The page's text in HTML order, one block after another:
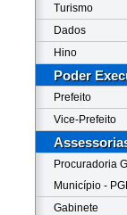
Turismo
Dados
Hino
Poder
Prefeito
Vice-Prefeito
Procuradoria
Município -
Gabinete